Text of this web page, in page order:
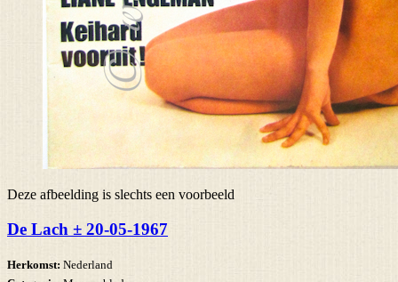
Deze afbeelding is slechts een voorbeeld
De Lach ± 20-05-1967
Herkomst: Nederland